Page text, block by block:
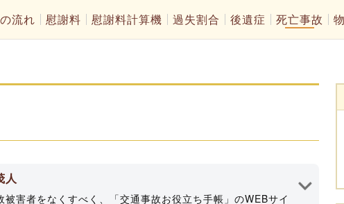
流れ 慰謝料 慰謝料計算機 過失割合 後遺症 死亡事故
人
害者をなくすべく、「交通事故お役立ち手帳」のWEBサイ